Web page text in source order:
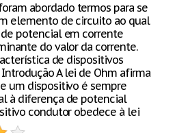
abordado termos para se
elemento de circuito ao qual
potencial em corrente
do valor da corrente.
de dispositivos
A lei de Ohm afirma
um dispositivo é sempre
à diferença de potencial
condutor obedece à lei